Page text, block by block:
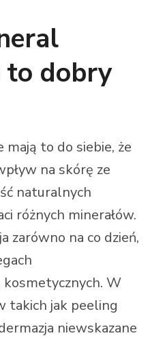
to dobry
mają to do siebie, że
na skórę ze
naturalnych
różnych minerałów.
zarówno na co dzień,
W
takich jak peeling
niewskazane